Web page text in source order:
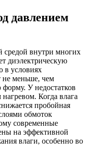
давлением
средой внутри многих
диэлектрическую
в условиях
не меньше, чем
У недостатков
Когда влага
пробойная
обмоток
современные
на эффективной
влаги, особенно во